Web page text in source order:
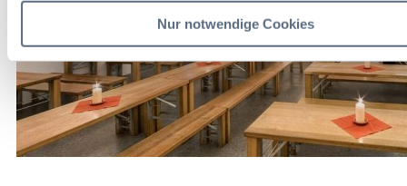
Nur notwendige Cookies